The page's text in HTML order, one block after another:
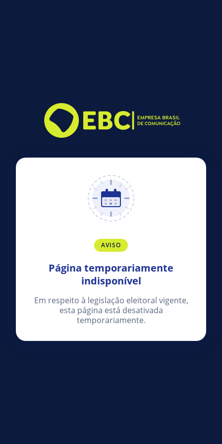
AVISO
Página temporariamente
indisponível
Em respeito à legislação eleitoral vigente,
esta página está desativada
temporariamente.